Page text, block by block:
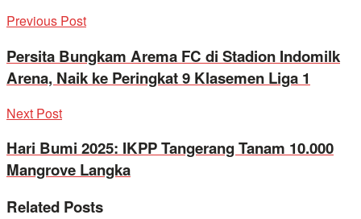
Previous Post
Persita Bungkam Arema FC di Stadion Indomilk
Arena, Naik ke Peringkat 9 Klasemen Liga 1
Next Post
Hari Bumi 2025: IKPP Tangerang Tanam 10.000
Mangrove Langka
Related Posts